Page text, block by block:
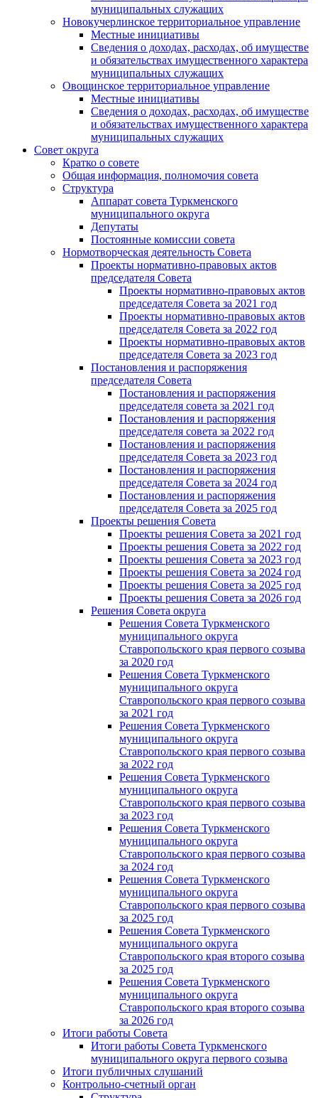
муниципальных служащих
Новокучерлинское территориальное управление
Местные инициативы
Сведения о доходах, расходах, об имуществе
и обязательствах имущественного характера
муниципальных служащих
Овощинское территориальное управление
Местные инициативы
Сведения о доходах, расходах, об имуществе
и обязательствах имущественного характера
муниципальных служащих
Совет округа
Кратко о совете
Общая информация, полномочия совета
Структура
Аппарат совета Туркменского
муниципального округа
Депутаты
Постоянные комиссии совета
Нормотворческая деятельность Совета
Проекты нормативно-правовых актов
председателя Cовета
Проекты нормативно-правовых актов
председателя Cовета за 2021 год
Проекты нормативно-правовых актов
председателя Cовета за 2022 год
Проекты нормативно-правовых актов
председателя Cовета за 2023 год
Постановления и распоряжения
председателя Cовета
Постановления и распоряжения
председателя совета за 2021 год
Постановления и распоряжения
председателя совета за 2022 год
Постановления и распоряжения
председателя Cовета за 2023 год
Постановления и распоряжения
председателя Cовета за 2024 год
Постановления и распоряжения
председателя Cовета за 2025 год
Проекты решения Cовета
Проекты решения Совета за 2021 год
Проекты решения Совета за 2022 год
Проекты решения Cовета за 2023 год
Проекты решения Совета за 2024 год
Проекты решения Совета за 2025 год
Проекты решения Совета за 2026 год
Решения Совета округа
Решения Совета Туркменского
муниципального округа
Ставропольского края первого созыва
за 2020 год
Решения Совета Туркменского
муниципального округа
Ставропольского края первого созыва
за 2021 год
Решения Совета Туркменского
муниципального округа
Ставропольского края первого созыва
за 2022 год
Решения Совета Туркменского
муниципального округа
Ставропольского края первого созыва
за 2023 год
Решения Совета Туркменского
муниципального округа
Ставропольского края первого созыва
за 2024 год
Решения Совета Туркменского
муниципального округа
Ставропольского края первого созыва
за 2025 год
Решения Совета Туркменского
муниципального округа
Ставропольского края второго созыва
за 2025 год
Решения Совета Туркменского
муниципального округа
Ставропольского края второго созыва
за 2026 год
Итоги работы Совета
Итоги работы Совета Туркменского
муниципального округа первого созыва
Итоги публичных слушаний
Контрольно-счетный орган